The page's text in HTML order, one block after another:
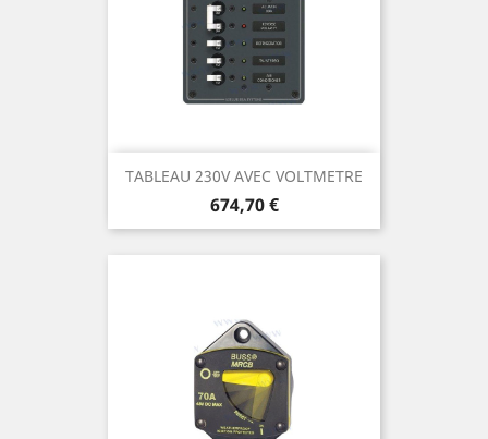
TABLEAU 230V AVEC VOLTMETRE
Prix
674,70 €